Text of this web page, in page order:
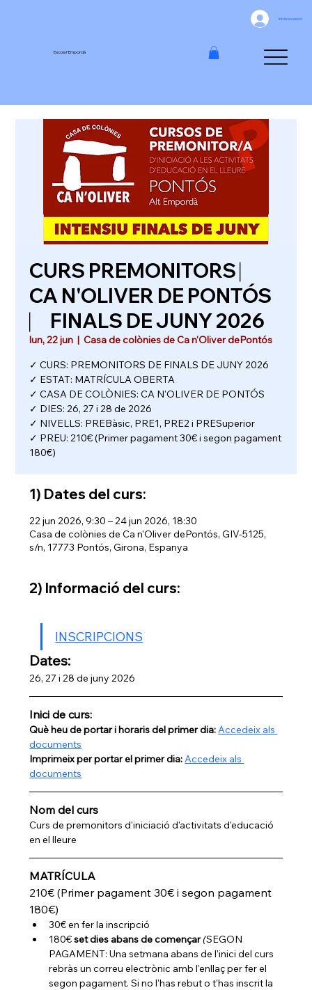
Escola l'Empordà
Inicia la sessió
CURS PREMONITORS ⎸
CA N'OLIVER DE PONTÓS
⎸ FINALS DE JUNY 2026
lun, 22 jun
  |
Casa de colònies de Ca n'Oliver dePontós
✓ CURS: PREMONITORS DE FINALS DE JUNY 2026
✓ ESTAT: MATRÍCULA OBERTA
✓ CASA DE COLÒNIES: CA N'OLIVER DE PONTÓS
✓ DIES: 26, 27 i 28 de 2026
✓ NIVELLS: PREBàsic, PRE1, PRE2 i PRESuperior
✓ PREU: 210€ (Primer pagament 30€ i segon pagament
180€)
1) Dates del curs:
22 jun 2026, 9:30 – 24 jun 2026, 18:30
Casa de colònies de Ca n'Oliver dePontós, GIV-5125,
s/n, 17773 Pontós, Girona, Espanya
2) Informació del curs:
INSCRIPCIONS
Dates:
26, 27 i 28 de juny 2026
Inici de curs:
Què heu de portar i horaris del primer dia: Accedeix als
documents
Imprimeix per portar el primer dia: Accedeix als
documents
Nom del curs
Curs de premonitors d'iniciació d'activitats d'educació
en el lleure
MATRÍCULA
210€ (Primer pagament 30€ i segon pagament
180€)
30€ en fer la inscripció
180€ set dies abans de començar (SEGON
PAGAMENT: Una setmana abans de l'inici del curs
rebràs un correu electrònic amb l'enllaç per fer el
segon pagament. Si no l'has rebut o t'has inscrit la